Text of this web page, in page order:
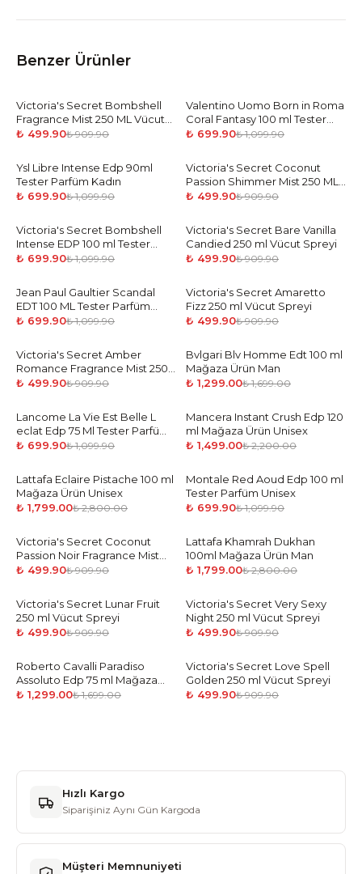
Benzer Ürünler
-45%
Victoria's Secret Bombshell
Fragrance Mist 250 ML Vücut
Spreyi
₺ 499.90₺ 909.90
-36%
Valentino Uomo Born in Roma
Coral Fantasy 100 ml Tester
Parfüm Erkek
₺ 699.90₺ 1,099.90
36%
Ysl Libre Intense Edp 90ml
Tester Parfüm Kadın
₺ 699.90₺ 1,099.90
-45%
Victoria's Secret Coconut
Passion Shimmer Mist 250 ML
Vücut Spreyi
₺ 499.90₺ 909.90
-36%
Victoria's Secret Bombshell
Intense EDP 100 ml Tester
Parfüm Kadın
₺ 699.90₺ 1,099.90
-45%
Victoria's Secret Bare Vanilla
Candied 250 ml Vücut Spreyi
₺ 499.90₺ 909.90
-36%
Jean Paul Gaultier Scandal
EDT 100 ML Tester Parfüm
Erkek
₺ 699.90₺ 1,099.90
-45%
Victoria's Secret Amaretto
Fizz 250 ml Vücut Spreyi
₺ 499.90₺ 909.90
-45%
Victoria's Secret Amber
Romance Fragrance Mist 250
ML Vücut Spreyi
₺ 499.90₺ 909.90
-24%
Bvlgari Blv Homme Edt 100 ml
Mağaza Ürün Man
₺ 1,299.00₺ 1,699.00
-36%
Lancome La Vie Est Belle L
eclat Edp 75 Ml Tester Parfüm
Kadın
₺ 699.90₺ 1,099.90
-32%
Mancera Instant Crush Edp 120
ml Mağaza Ürün Unisex
₺ 1,499.00₺ 2,200.00
-36%
Lattafa Eclaire Pistache 100 ml
Mağaza Ürün Unisex
₺ 1,799.00₺ 2,800.00
-36%
Montale Red Aoud Edp 100 ml
Tester Parfüm Unisex
₺ 699.90₺ 1,099.90
-45%
Victoria's Secret Coconut
Passion Noir Fragrance Mist
250 ML Vücut Spreyi
₺ 499.90₺ 909.90
-36%
Lattafa Khamrah Dukhan
100ml Mağaza Ürün Man
₺ 1,799.00₺ 2,800.00
-45%
Victoria's Secret Lunar Fruit
250 ml Vücut Spreyi
₺ 499.90₺ 909.90
-45%
Victoria's Secret Very Sexy
Night 250 ml Vücut Spreyi
₺ 499.90₺ 909.90
-24%
Roberto Cavalli Paradiso
Assoluto Edp 75 ml Mağaza
Ürün Woman
₺ 1,299.00₺ 1,699.00
-45%
Victoria's Secret Love Spell
Golden 250 ml Vücut Spreyi
₺ 499.90₺ 909.90
Hızlı Kargo
Siparişiniz Aynı Gün Kargoda
Müşteri Memnuniyeti